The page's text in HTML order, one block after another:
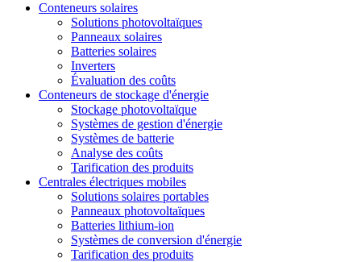
Conteneurs solaires
Solutions photovoltaïques
Panneaux solaires
Batteries solaires
Inverters
Évaluation des coûts
Conteneurs de stockage d'énergie
Stockage photovoltaïque
Systèmes de gestion d'énergie
Systèmes de batterie
Analyse des coûts
Tarification des produits
Centrales électriques mobiles
Solutions solaires portables
Panneaux photovoltaïques
Batteries lithium-ion
Systèmes de conversion d'énergie
Tarification des produits